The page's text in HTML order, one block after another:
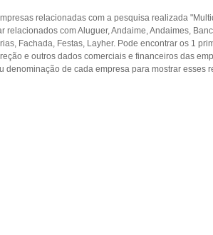
relacionadas com a pesquisa realizada
relacionados com Aluguer, Andaime, Andaimes,
Fachada, Festas, Layher. Pode encontrar os 1
e outros dados comerciais e financeiros das
denominação de cada empresa para mostrar esses